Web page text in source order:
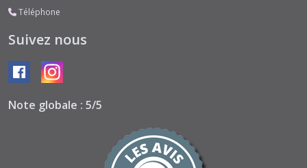
Téléphone
Suivez nous
Note globale : 5/5